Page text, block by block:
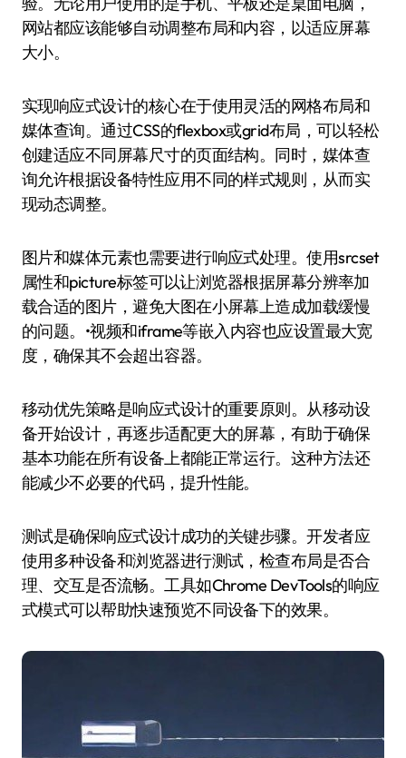
网站都应该能够自动调整布局和内容，以适应屏幕
大小。
实现响应式设计的核心在于使用灵活的网格布局和
媒体查询。通过CSS的flexbox或grid布局，可以轻松
创建适应不同屏幕尺寸的页面结构。同时，媒体查
询允许根据设备特性应用不同的样式规则，从而实
现动态调整。
图片和媒体元素也需要进行响应式处理。使用srcset
属性和picture标签可以让浏览器根据屏幕分辨率加
载合适的图片，避免大图在小屏幕上造成加载缓慢
的问题。•视频和iframe等嵌入内容也应设置最大宽
度，确保其不会超出容器。
移动优先策略是响应式设计的重要原则。从移动设
备开始设计，再逐步适配更大的屏幕，有助于确保
基本功能在所有设备上都能正常运行。这种方法还
能减少不必要的代码，提升性能。
测试是确保响应式设计成功的关键步骤。开发者应
使用多种设备和浏览器进行测试，检查布局是否合
理、交互是否流畅。工具如Chrome DevTools的响应
式模式可以帮助快速预览不同设备下的效果。